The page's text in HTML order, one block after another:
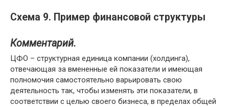
Схема 9. Пример финансовой структуры
Комментарий.
ЦФО – структурная единица компании (холдинга),
отвечающая за вмененные ей показатели и имеющая
полномочия самостоятельно варьировать свою
деятельность так, чтобы изменять эти показатели, в
соответствии с целью своего бизнеса, в пределах общей